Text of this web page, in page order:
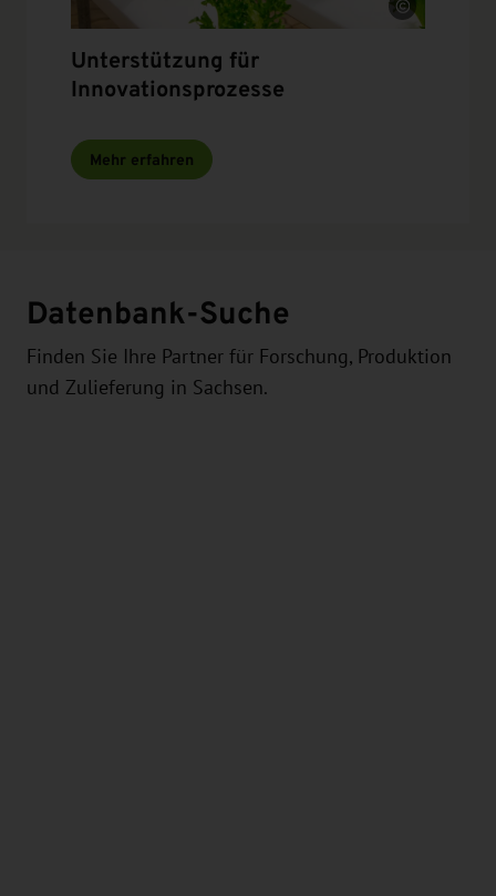
Unterstützung für
Innovationsprozesse
Quelle
Mehr erfahren
Datenbank-Suche
Finden Sie Ihre Partner für Forschung, Produktion
und Zulieferung in Sachsen.